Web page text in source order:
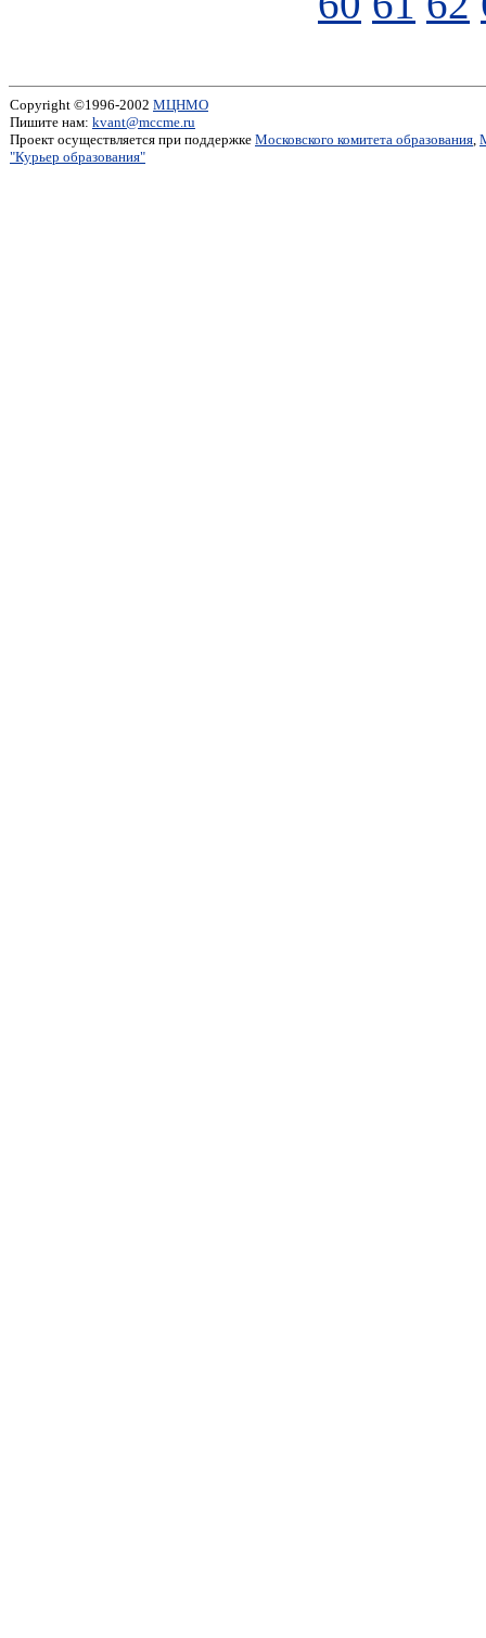
Copyright ©1996-2002 МЦНМО
Пишите нам: kvant@mccme.ru
Проект осуществляется при поддержке Московского комитета образования,
"Курьер образования"